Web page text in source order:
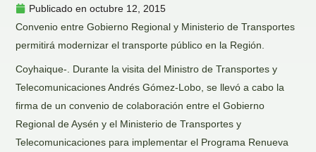
Publicado en octubre 12, 2015
Convenio entre Gobierno Regional y Ministerio de Transportes
permitirá modernizar el transporte público en la Región.
Coyhaique-. Durante la visita del Ministro de Transportes y
Telecomunicaciones Andrés Gómez-Lobo, se llevó a cabo la
firma de un convenio de colaboración entre el Gobierno
Regional de Aysén y el Ministerio de Transportes y
Telecomunicaciones para implementar el Programa Renueva